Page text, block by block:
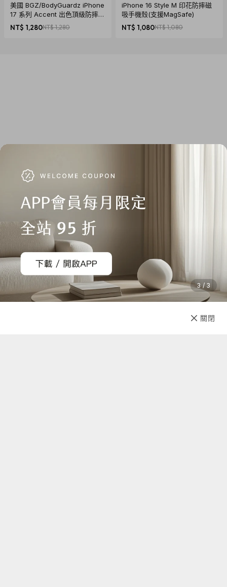
美國 BGZ/BodyGuardz iPhone
17 系列 Accent 出色頂級防摔殼
- 豹紋
NT$ 1,280NT$ 1,280
iPhone 16 Style M 印花防摔磁
吸手機殼(支援MagSafe)
NT$ 1,080NT$ 1,080
直接購買
3 / 3
關閉